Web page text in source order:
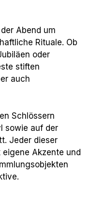
Abend um
Rituale. Ob
oder
stiften
auch
Schlössern
sowie auf der
Jeder dieser
Akzente und